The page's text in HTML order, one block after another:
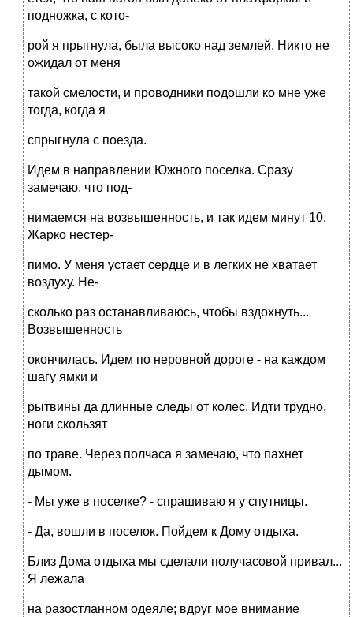
подножка, с кото-
рой я прыгнула, была высоко над землей. Никто не
ожидал от меня
такой смелости, и проводники подошли ко мне уже
тогда, когда я
спрыгнула с поезда.
Идем в направлении Южного поселка. Сразу
замечаю, что под-
нимаемся на возвышенность, и так идем минут 10.
Жарко нестер-
пимо. У меня устает сердце и в легких не хватает
воздуху. Не-
сколько раз останавливаюсь, чтобы вздохнуть...
Возвышенность
окончилась. Идем по неровной дороге - на каждом
шагу ямки и
рытвины да длинные следы от колес. Идти трудно,
ноги скользят
по траве. Через полчаса я замечаю, что пахнет
дымом.
- Мы уже в поселке? - спрашиваю я у спутницы.
- Да, вошли в поселок. Пойдем к Дому отдыха.
Близ Дома отдыха мы сделали получасовой привал...
Я лежала
на разостланном одеяле; вдруг мое внимание